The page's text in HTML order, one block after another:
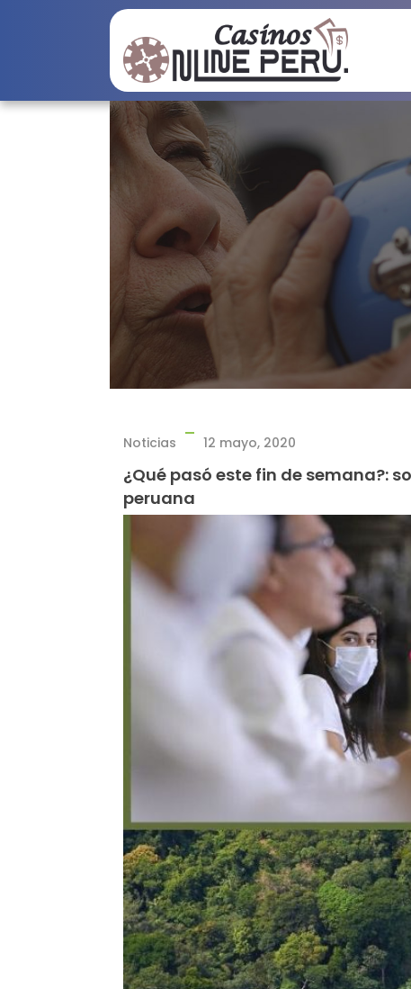
Noticias 12 mayo, 2020
¿Qué pasó este fin de semana?:
peruana